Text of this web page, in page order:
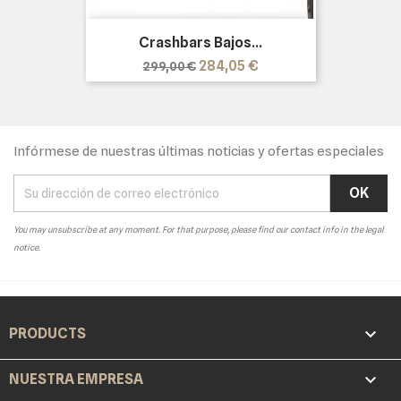
Crashbars Bajos...
Precio
base
299,00 € Precio
284,05 €
Infórmese de nuestras últimas noticias y ofertas especiales
You may unsubscribe at any moment. For that purpose, please find our contact info in the legal
notice.
PRODUCTS 
NUESTRA EMPRESA 